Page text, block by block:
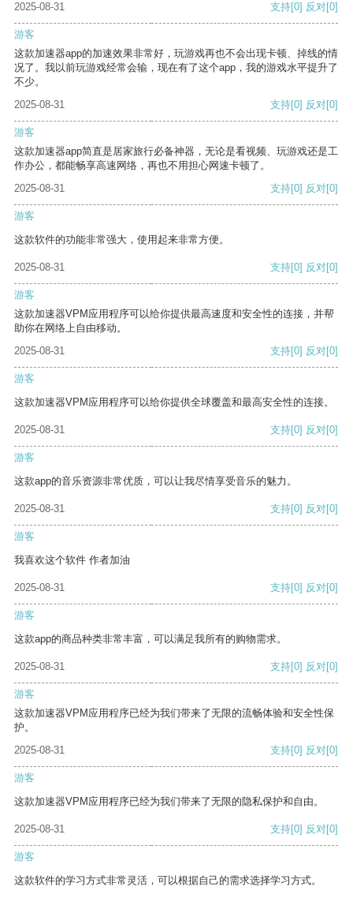
2025-08-31
支持[0] 反对[0]
游客
这款加速器app的加速效果非常好，玩游戏再也不会出现卡顿、掉线的情
况了。我以前玩游戏经常会输，现在有了这个app，我的游戏水平提升了
不少。
2025-08-31
支持[0] 反对[0]
游客
这款加速器app简直是居家旅行必备神器，无论是看视频、玩游戏还是工
作办公，都能畅享高速网络，再也不用担心网速卡顿了。
2025-08-31
支持[0] 反对[0]
游客
这款软件的功能非常强大，使用起来非常方便。
2025-08-31 支持[0] 反对[0]
游客
这款加速器VPM应用程序可以给你提供最高速度和安全性的连接，并帮
助你在网络上自由移动。
2025-08-31
支持[0] 反对[0]
游客
这款加速器VPM应用程序可以给你提供全球覆盖和最高安全性的连接。
2025-08-31 支持[0] 反对[0]
游客
这款app的音乐资源非常优质，可以让我尽情享受音乐的魅力。
2025-08-31 支持[0] 反对[0]
游客
我喜欢这个软件 作者加油
2025-08-31 支持[0] 反对[0]
游客
这款app的商品种类非常丰富，可以满足我所有的购物需求。
2025-08-31 支持[0] 反对[0]
游客
这款加速器VPM应用程序已经为我们带来了无限的流畅体验和安全性保
护。
2025-08-31
支持[0] 反对[0]
游客
这款加速器VPM应用程序已经为我们带来了无限的隐私保护和自由。
2025-08-31 支持[0] 反对[0]
游客
这款软件的学习方式非常灵活，可以根据自己的需求选择学习方式。